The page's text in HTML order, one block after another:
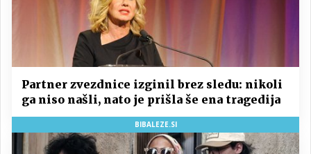
Partner zvezdnice izginil brez sledu: nikoli
ga niso našli, nato je prišla še ena tragedija
BIBALEZE.SI